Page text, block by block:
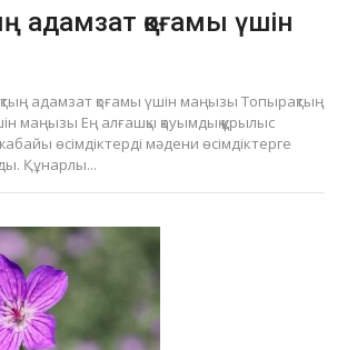
адамзат қоғамы үшін
адамзат қоғамы үшін маңызы Топырақтың
маңызы Ең алғашқы қауымдық құрылыс
өсімдіктерді мәдени өсімдіктерге
Құнарлы...